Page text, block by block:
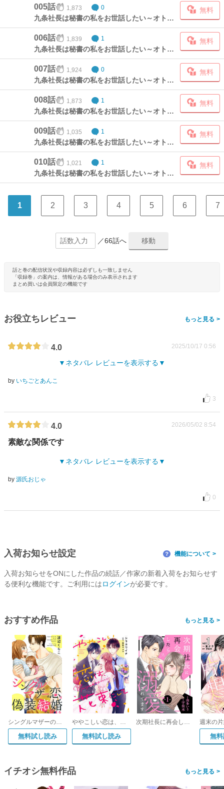
005話 1,873 0
九条社長は秘書の私をお世話したい～オトメンの愛は甘すぎます!?～②(2)
無料
006話 1,839 1
九条社長は秘書の私をお世話したい～オトメンの愛は甘すぎます!?～②(3)
無料
007話 1,924 0
九条社長は秘書の私をお世話したい～オトメンの愛は甘すぎます!?～③(1)
無料
008話 1,873 1
九条社長は秘書の私をお世話したい～オトメンの愛は甘すぎます!?～③(2)
無料
009話 1,035 1
九条社長は秘書の私をお世話したい～オトメンの愛は甘すぎます!?～③(3)
無料
010話 1,021 1
九条社長は秘書の私をお世話したい～オトメンの愛は甘すぎます!?～④(1)
無料
1 2 3 4 5 6 7
／66話へ
話と巻の配信状況や収録内容は必ずしも一致しません
「収録巻」の案内は、情報がある場合のみ表示されます
まとめ買いは会員限定の機能です
お役立ちレビュー >
4.0 2025/10/17 0:56
ネタバレ レビューを表示する
by いちごとあんこ
3
4.0 2026/05/02 8:54
素敵な関係です
ネタバレ レビューを表示する
by 源氏おじゃ
0
入荷お知らせ設定 ？ 機能について
入荷お知らせをONにした作品の続話／作家の新着入荷をお知らせす
る便利な機能です。ご利用にはログインが必要です。
おすすめ作品 >
シングルマザーの恋は偽装結婚から始まる
無料試し読み
ややこしい恋は、花束にして
無料試し読み
次期社長に再会したら溺愛されてます【分冊版】
無
イチオシ無料作品 >